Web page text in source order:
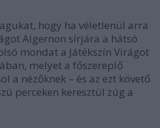
hogy ha véletlenül arra
Algernon sírjára a hátsó
mondat a Játékszín Virágot
melyet a főszereplő
a nézőknek – és az ezt követő
perceken keresztül zúg a